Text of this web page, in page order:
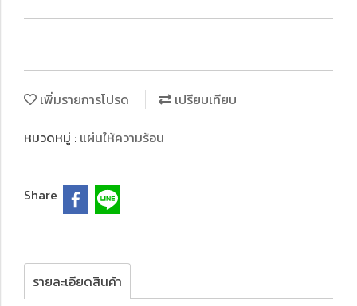
เพิ่มรายการโปรด
เปรียบเทียบ
หมวดหมู่ : แผ่นให้ความร้อน
Share
รายละเอียดสินค้า